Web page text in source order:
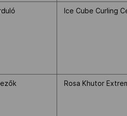
Ice Cube Curling
Rosa Khutor